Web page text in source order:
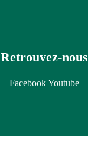
Retrouvez-nous
FacebookYoutube